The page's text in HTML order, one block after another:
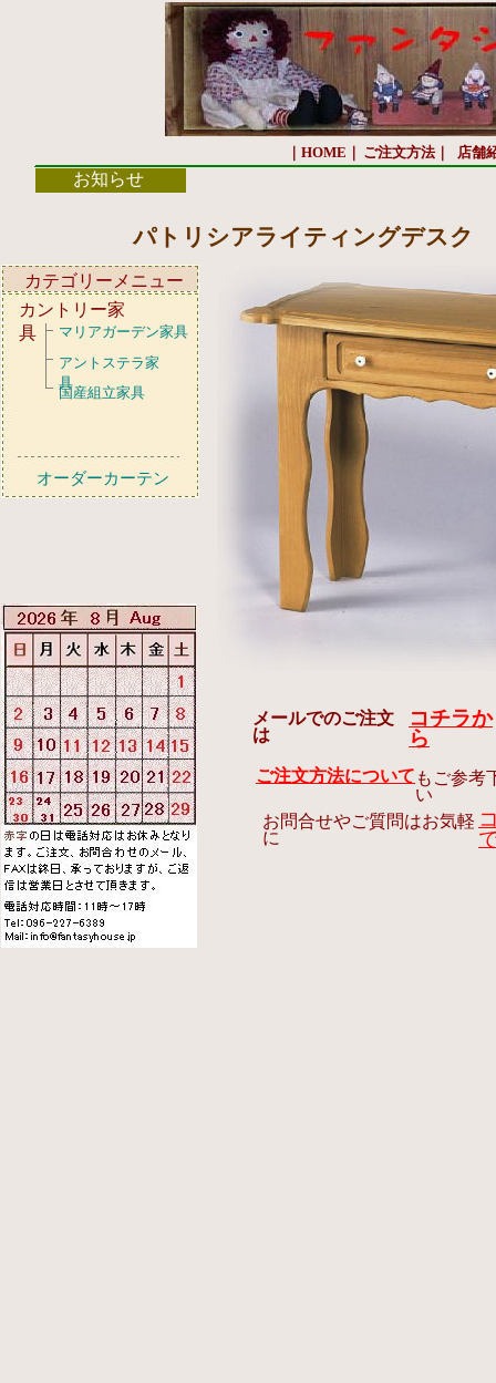
パトリシアライティングデスク
｜HOME｜ 店舗
ご注文方法｜
お知らせ
メールでのご注文
は
コチラか
ら
ご注文方法について もご参考
い
お問合せやご質問はお気軽
に
カテゴリーメニュー
カントリー家
具
マリアガーデン家具
アントステラ家
具
国産組立家具
オーダーカーテン